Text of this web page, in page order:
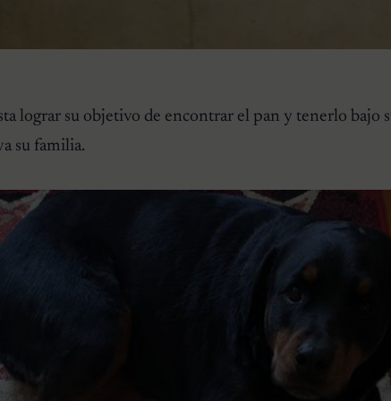
lograr su objetivo de encontrar el pan y tenerlo bajo
su familia.